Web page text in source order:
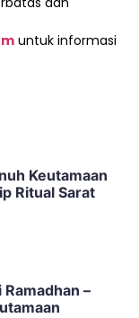
untuk informasi
Keutamaan
Ritual Sarat
–